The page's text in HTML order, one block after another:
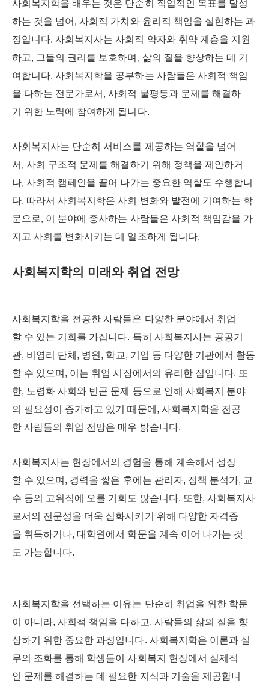
사회복지학을 배우는 것은 단순히 직업적인 목표를 달성
하는 것을 넘어, 사회적 가치와 윤리적 책임을 실현하는 과
정입니다. 사회복지사는 사회적 약자와 취약 계층을 지원
하고, 그들의 권리를 보호하며, 삶의 질을 향상하는 데 기
여합니다. 사회복지학을 공부하는 사람들은 사회적 책임
을 다하는 전문가로서, 사회적 불평등과 문제를 해결하
기 위한 노력에 참여하게 됩니다.
사회복지사는 단순히 서비스를 제공하는 역할을 넘어
서, 사회 구조적 문제를 해결하기 위해 정책을 제안하거
나, 사회적 캠페인을 끌어 나가는 중요한 역할도 수행합니
다. 따라서 사회복지학은 사회 변화와 발전에 기여하는 학
문으로, 이 분야에 종사하는 사람들은 사회적 책임감을 가
지고 사회를 변화시키는 데 일조하게 됩니다.
사회복지학의 미래와 취업 전망
사회복지학을 전공한 사람들은 다양한 분야에서 취업
할 수 있는 기회를 가집니다. 특히 사회복지사는 공공기
관, 비영리 단체, 병원, 학교, 기업 등 다양한 기관에서 활동
할 수 있으며, 이는 취업 시장에서의 유리한 점입니다. 또
한, 노령화 사회와 빈곤 문제 등으로 인해 사회복지 분야
의 필요성이 증가하고 있기 때문에, 사회복지학을 전공
한 사람들의 취업 전망은 매우 밝습니다.
사회복지사는 현장에서의 경험을 통해 계속해서 성장
할 수 있으며, 경력을 쌓은 후에는 관리자, 정책 분석가, 교
수 등의 고위직에 오를 기회도 많습니다. 또한, 사회복지사
로서의 전문성을 더욱 심화시키기 위해 다양한 자격증
을 취득하거나, 대학원에서 학문을 계속 이어 나가는 것
도 가능합니다.
사회복지학을 선택하는 이유는 단순히 취업을 위한 학문
이 아니라, 사회적 책임을 다하고, 사람들의 삶의 질을 향
상하기 위한 중요한 과정입니다. 사회복지학은 이론과 실
무의 조화를 통해 학생들이 사회복지 현장에서 실제적
인 문제를 해결하는 데 필요한 지식과 기술을 제공합니